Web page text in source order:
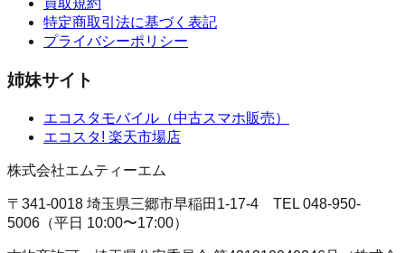
買取規約
特定商取引法に基づく表記
プライバシーポリシー
姉妹サイト
エコスタモバイル （中古スマホ販売）
エコスタ! 楽天市場店
株式会社エムティーエム
〒341-0018 埼玉県三郷市早稲田1-17-4 TEL 048-950-
5006 （平日 10:00〜17:00）